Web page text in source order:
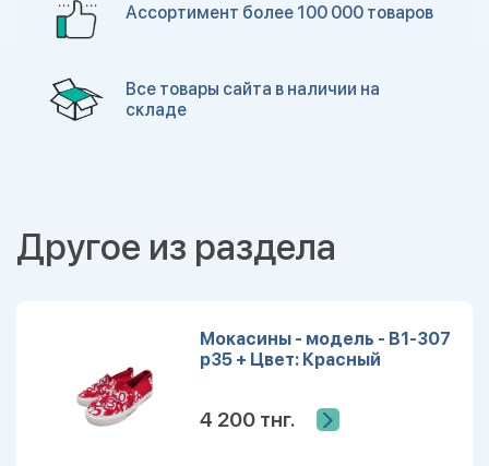
Ассортимент более 100 000 товаров
Все товары сайта в наличии на
складе
Другое из раздела
Мокасины - модель - B1-307
р35 + Цвет: Красный
4 200 тнг.